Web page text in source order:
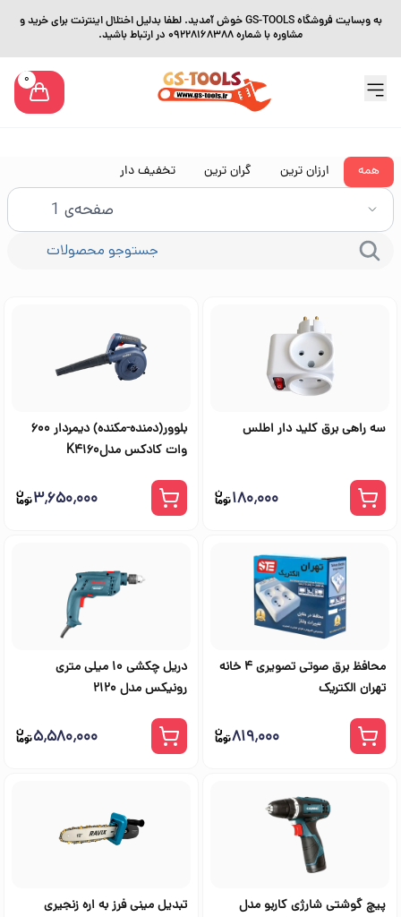
به وبسایت فروشگاه GS-TOOLS خوش آمدید. لطفا بدلیل اختلال اینترنت برای خرید و
مشاوره با شماره 09228168388 در ارتباط باشید.
0
همه ارزان ترین گران ترین تخفیف دار
سه راهی برق کلید دار اطلس
۱۸۰٬۰۰۰
بلوور(دمنده-مکنده) دیمردار 600
وات کادکس مدلK4160
۳٬۶۵۰٬۰۰۰
محافظ برق صوتی تصویری 4 خانه
تهران الکتریک
۸۱۹٬۰۰۰
دریل چکشی 10 میلی متری
رونیکس مدل 2120
۵٬۵۸۰٬۰۰۰
پیچ گوشتی شارژی کاربو مدل
تبدیل مینی فرز به اره زنجیری